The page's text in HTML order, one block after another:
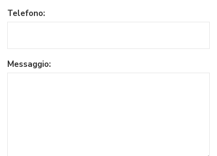
Telefono:
Messaggio: